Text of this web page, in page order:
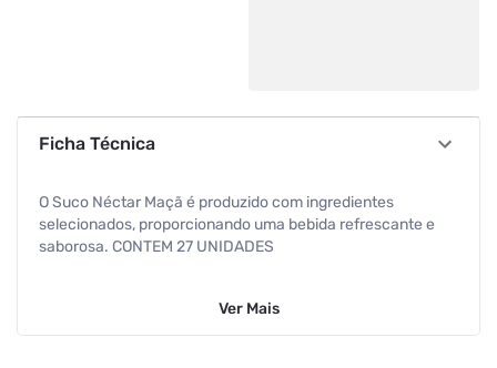
Ficha Técnica
O Suco Néctar Maçã é produzido com ingredientes
selecionados, proporcionando uma bebida refrescante e
saborosa. CONTEM 27 UNIDADES
Ver Mais